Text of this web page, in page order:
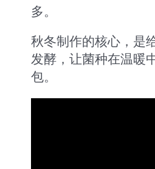
多。
秋冬制作的核心，是
发酵，让菌种在温暖
包。